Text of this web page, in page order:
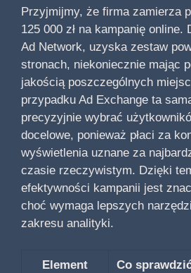
Przyjmijmy, że firma zamierza
125 000 zł na kampanię online.
Ad Network, uzyska zestaw
stronach, niekoniecznie mając
jakością poszczególnych
przypadku Ad Exchange ta
precyzyjnie wybrać
docelowe, ponieważ płaci za
wyświetlenia uznane za
czasie rzeczywistym. Dzięki
efektywności kampanii jest
choć wymaga lepszych
zakresu analityki.
Element Co